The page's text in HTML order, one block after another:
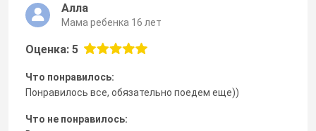
Алла
Мама ребенка 16 лет
Оценка: 5
Что понравилось:
Понравилось все, обязательно поедем еще))
Что не понравилось: